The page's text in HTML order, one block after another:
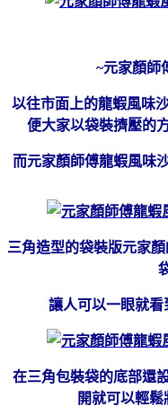
~元家顏師
以往市面上的龍蝦風味
便大家以袋裝擠壓的
而元家顏師傅龍蝦風味
三角造型的袋裝版元家
讓人可以一眼就
在三角包裝袋的底部還
開就可以輕